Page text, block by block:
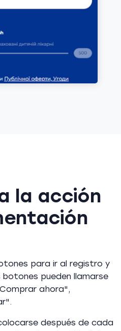
la acción
para ir al registro y
pueden llamarse
ahora",
después de cada